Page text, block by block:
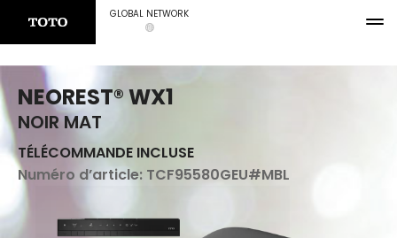
GLOBAL NETWORK
NEOREST® WX1
NOIR MAT
TÉLÉCOMMANDE INCLUSE
Numéro d’article: TCF95580GEU#MBL